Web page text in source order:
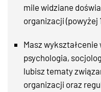
mile widziane
organizacji
Masz
psychologia,
lubisz tematy
organizacji oraz